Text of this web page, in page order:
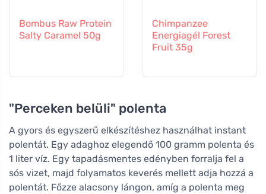
Bombus Raw Protein
Salty Caramel 50g
Chimpanzee
Energiagél Forest
Fruit 35g
"Perceken belüli" polenta
A gyors és egyszerű elkészítéshez használhat instant
polentát. Egy adaghoz elegendő 100 gramm polenta és
1 liter víz. Egy tapadásmentes edényben forralja fel a
sós vizet, majd folyamatos keverés mellett adja hozzá a
polentát. Főzze alacsony lángon, amíg a polenta meg